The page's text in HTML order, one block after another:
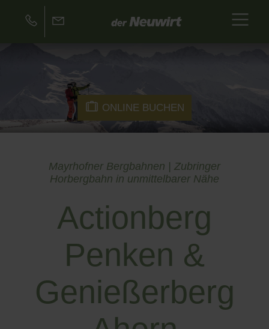
ONLINE BUCHEN
Mayrhofner Bergbahnen | Zubringer
Horbergbahn in unmittelbarer Nähe
Actionberg
Penken &
Genießerberg